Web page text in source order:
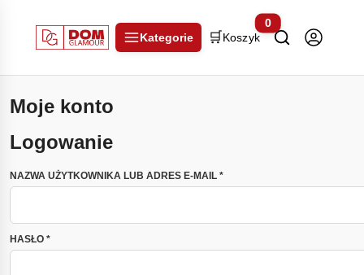
Kategorie 🛒 Koszyk
0
Moje konto
Logowanie
NAZWA UŻYTKOWNIKA LUB ADRES E-MAIL *WYMAGANE
HASŁO *WYMAGANE